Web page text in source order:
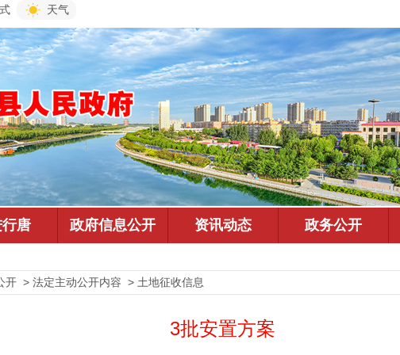
天气
开 > 法定主动公开内容 > 土地征收信息
3批安置方案